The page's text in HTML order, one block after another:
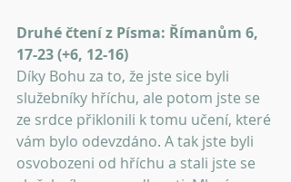
Druhé čtení z Písma: Římanům 6,
17-23 (+6, 12-16)
Díky Bohu za to, že jste sice byli
služebníky hříchu, ale potom jste se
ze srdce přiklonili k tomu učení, které
vám bylo odevzdáno. A tak jste byli
osvobozeni od hříchu a stali jste se